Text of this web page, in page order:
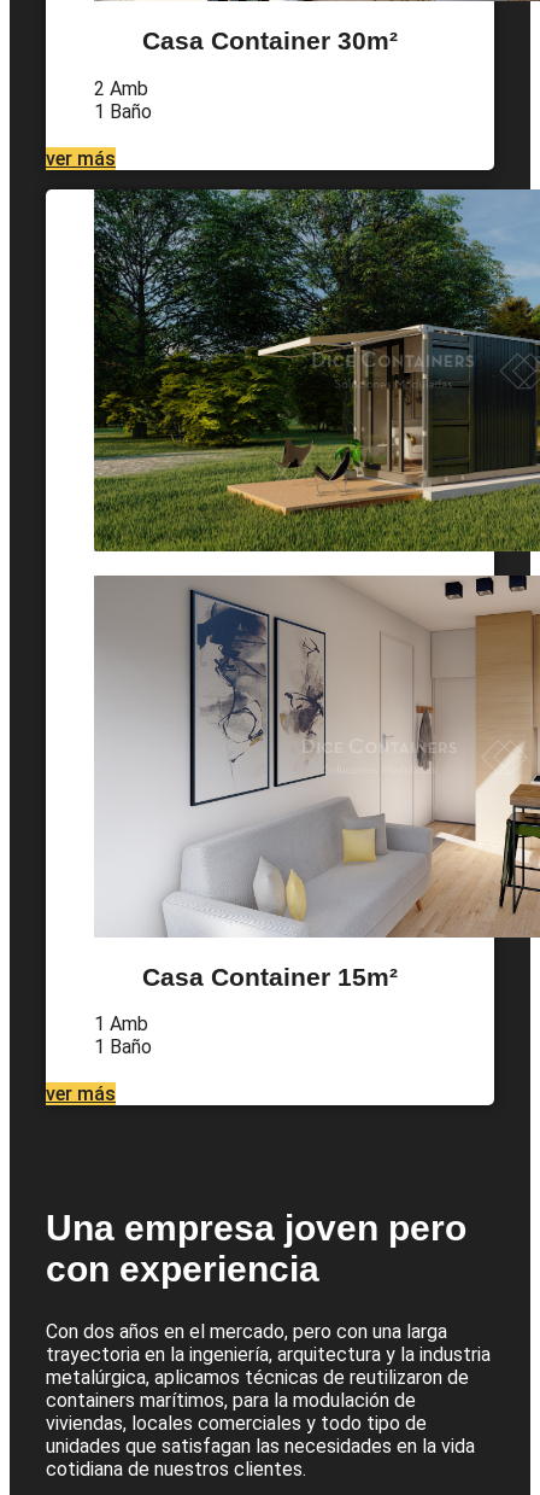
Casa Container 30m²
2 Amb
1 Baño
ver más
Casa Container 15m²
1 Amb
1 Baño
ver más
Una empresa joven pero
con experiencia
Con dos años en el mercado, pero con una larga
trayectoria en la ingeniería, arquitectura y la industria
metalúrgica, aplicamos técnicas de reutilizaron de
containers marítimos, para la modulación de
viviendas, locales comerciales y todo tipo de
unidades que satisfagan las necesidades en la vida
cotidiana de nuestros clientes.